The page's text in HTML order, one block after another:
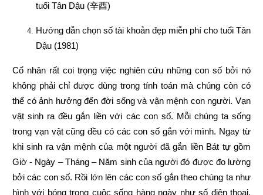
tuổi Tân Dậu (辛酉)
Hướng dẫn chọn số tài khoản đẹp miễn phí cho tuổi Tân
Dậu (1981)
Cổ nhân rất coi trọng việc nghiên cứu những con số bởi nó
không phải chỉ được dùng trong tính toán mà chúng còn có
thể có ảnh hưởng đến đời sống và vận mệnh con người. Vạn
vật sinh ra đều gắn liền với các con số. Mỗi chúng ta sống
trong vạn vật cũng đều có các con số gắn với mình. Ngay từ
khi sinh ra vận mệnh của một người đã gắn liền Bát tự gồm
Giờ - Ngày – Tháng – Năm sinh của người đó được đo lường
bởi các con số. Rồi lớn lên các con số gắn theo chúng ta như
hình với bóng trong cuộc sống hàng ngày như số điện thoại,